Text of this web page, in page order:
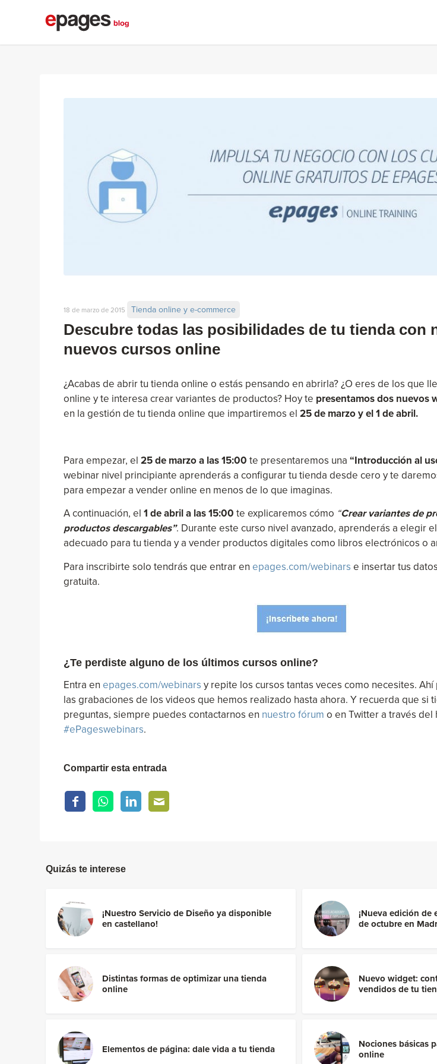
Descubre todas las posibilidades de tu tienda con
nuevos cursos online
18 de marzo de 2015 Tienda online y e-commerce
¿Acabas de abrir tu tienda online o estás pensando en abrirla? ¿O eres de los que
online y te interesa crear variantes de productos? Hoy te presentamos dos nuevos
en la gestión de tu tienda online que impartiremos el 25 de marzo y el 1 de abril.
Para empezar, el 25 de marzo a las 15:00 te presentaremos una “Introducción al
webinar nivel principiante aprenderás a configurar tu tienda desde cero y te
para empezar a vender online en menos de lo que imaginas.
A continuación, el 1 de abril a las 15:00 te explicaremos cómo “Crear variantes de
productos descargables”. Durante este curso nivel avanzado, aprenderás a elegir
adecuado para tu tienda y a vender productos digitales como libros electrónicos o
Para inscribirte solo tendrás que entrar en epages.com/webinars e insertar tus
gratuita.
¿Te perdiste alguno de los últimos cursos online?
Entra en epages.com/webinars y repite los cursos tantas veces como necesites.
las grabaciones de los videos que hemos realizado hasta ahora. Y recuerda que si
preguntas, siempre puedes contactarnos en nuestro fórum o en Twitter a través del
#ePageswebinars.
Compartir esta entrada
Quizás te interese
¡Nuestro Servicio de Diseño ya disponible
en castellano!
¡Nueva edición de
de octubre en
Distintas formas de optimizar una tienda
online
Nuevo widget:
vendidos de tu
Elementos de página: dale vida a tu tienda
Nociones básicas
online